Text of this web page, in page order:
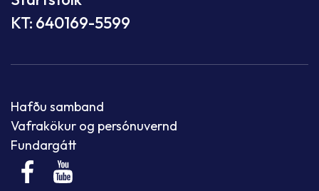
KT: 640169-5599
Hafðu samband
Vafrakökur og persónuvernd
Fundargátt